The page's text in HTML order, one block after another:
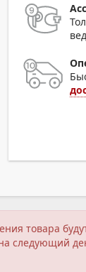
товара
следующий